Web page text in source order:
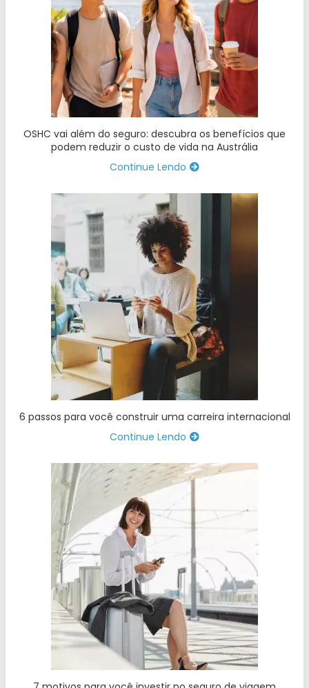
OSHC vai além do seguro: descubra os benefícios que
podem reduzir o custo de vida na Austrália
Continue Lendo
6 passos para você construir uma carreira internacional
Continue Lendo